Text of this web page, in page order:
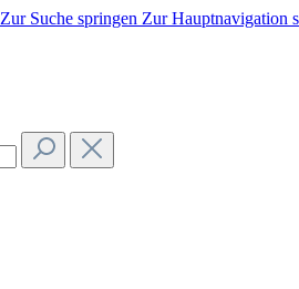
Zur Suche springen Zur Hauptnavigation